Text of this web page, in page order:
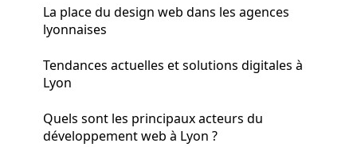
La place du design web dans les agences
lyonnaises
Tendances actuelles et solutions digitales à
Lyon
Quels sont les principaux acteurs du
développement web à Lyon ?